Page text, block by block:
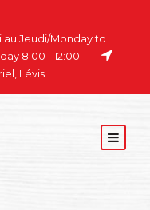
au Jeudi/Monday to
8:00 - 12:00
Lévis